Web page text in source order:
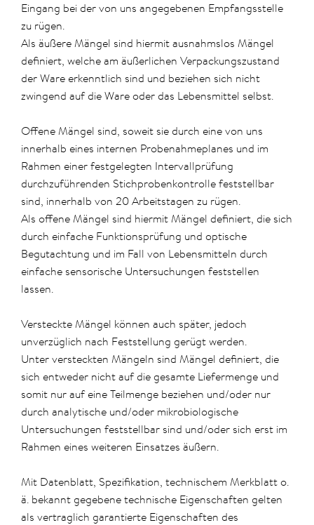
Eingang bei der von uns angegebenen Empfangsstelle
zu rügen.
Als äußere Mängel sind hiermit ausnahmslos Mängel
definiert, welche am äußerlichen Verpackungszustand
der Ware erkenntlich sind und beziehen sich nicht
zwingend auf die Ware oder das Lebensmittel selbst.
Offene Mängel sind, soweit sie durch eine von uns
innerhalb eines internen Probenahmeplanes und im
Rahmen einer festgelegten Intervallprüfung
durchzuführenden Stichprobenkontrolle feststellbar
sind, innerhalb von 20 Arbeitstagen zu rügen.
Als offene Mängel sind hiermit Mängel definiert, die sich
durch einfache Funktionsprüfung und optische
Begutachtung und im Fall von Lebensmitteln durch
einfache sensorische Untersuchungen feststellen
lassen.
Versteckte Mängel können auch später, jedoch
unverzüglich nach Feststellung gerügt werden.
Unter versteckten Mängeln sind Mängel definiert, die
sich entweder nicht auf die gesamte Liefermenge und
somit nur auf eine Teilmenge beziehen und/oder nur
durch analytische und/oder mikrobiologische
Untersuchungen feststellbar sind und/oder sich erst im
Rahmen eines weiteren Einsatzes äußern.
Mit Datenblatt, Spezifikation, technischem Merkblatt o.
ä. bekannt gegebene technische Eigenschaften gelten
als vertraglich garantierte Eigenschaften des